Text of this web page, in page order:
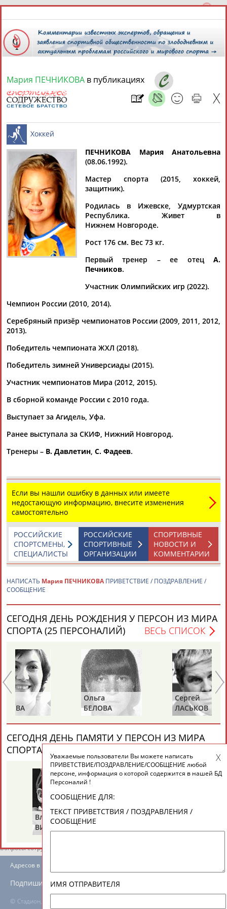
9 августа 2026 года,
СПОРТСМЕНЫ, ТРЕНЕРЫ И СПЕЦИАЛИСТЫ
Найдено: 13181персон Расширенный поиск
Аслаудин
АБАЕВ
Елена
АБАИМОВА
Мария
АБАКУМОВА
Юлия
Тамилла
АБАСОВА
Рамазан
АБАЧАРАЕВ
АБАШИДЗЕ
Флюра
БУЛАТОВА
Каримжан
АБДРАХМАНОВ
Аделя
АБДРАХМАНОВА
Андрей
АБДУВАЛИЕВ
Герман
АБДУЛАЕВ
Рамазан
Загалав
АБДУЛДАУДОВ
АБДУЛЖАЛИЛОВАБДУЛКАГИРОВ
АБДУЛЛАЕВ
24 персон из 13181
ЕЩЁ ПЕРСОНЫ
ТАБЛО АКТИВНОСТИ
ЦЕЛИ ПРОЕКТА КОНТАКТЫ
Вопросы сотрудничества и совместной деятельности
© Стадион, 1998-2026
Адресов в новостной рассылке: 996
Подпишись
Мария ПЕЧНИКОВА в публикациях
Хоккей
ПЕЧНИКОВА Мария Анатольевна
(08.06.1992).
Мастер спорта (2015, хоккей,
защитник).
Родилась в Ижевске, Удмуртская
Республика. Живет в
Нижнем Новгороде.
Рост 176 см. Вес 73 кг.
Первый тренер – ее отец А.
Печников.
Участник Олимпийских игр (2022).
Чемпион России (2010, 2014).
Серебряный призёр чемпионатов России (2009, 2011, 2012,
2013).
Победитель чемпионата ЖХЛ (2018).
Победитель зимней Универсиады (2015).
Участник чемпионатов Мира (2012, 2015).
В сборной команде России с 2010 года.
Выступает за Агидель, Уфа.
Ранее выступала за СКИФ, Нижний Новгород.
Тренеры – В. Давлетин, С. Фадеев.
Если вы нашли ошибку в данных или имеете
недостающую информацию, внесите изменения
самостоятельно
СПОРТИВНЫЕ
НОВОСТИ И
КОММЕНТАРИИ
РОССИЙСКИЕ
СПОРТИВНЫЕ
ОРГАНИЗАЦИИ
РОССИЙСКИЕ
СПОРТСМЕНЫ,
СПЕЦИАЛИСТЫ
НАПИСАТЬ Мария ПЕЧНИКОВА ПРИВЕТСТВИЕ / ПОЗДРАВЛЕНИЕ /
СООБЩЕНИЕ
СЕГОДНЯ ДЕНЬ РОЖДЕНИЯ У ПЕРСОН ИЗ МИРА
СПОРТА (25 ПЕРСОНАЛИЙ)
ВЕСЬ СПИСОК
Ольга
БЕЛОВА
Сергей
ЛАСЬКОВ
СЕГОДНЯ ДЕНЬ ПАМЯТИ У ПЕРСОН ИЗ МИРА
СПОРТА (2 ПЕРСОНАЛИЙ)
Владимир
ВИКУЛОВ
Володар
Уважаемые пользователи Вы можете написать
ПРИВЕТСТВИЕ/ПОЗДРАВЛЕНИЕ/СООБЩЕНИЕ любой
персоне, информация о которой содержится в нашей БД
Персоналий !
СООБЩЕНИЕ ДЛЯ:
ТЕКСТ ПРИВЕТСТВИЯ / ПОЗДРАВЛЕНИЯ /
СООБЩЕНИЕ
ИМЯ ОТПРАВИТЕЛЯ